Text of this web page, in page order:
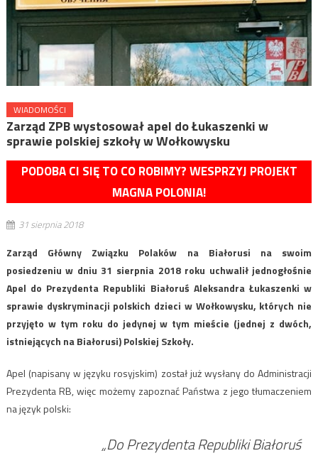
WIADOMOŚCI
Zarząd ZPB wystosował apel do Łukaszenki w
sprawie polskiej szkoły w Wołkowysku
PODOBA CI SIĘ TO CO ROBIMY? WESPRZYJ PROJEKT
MAGNA POLONIA!
31 sierpnia 2018
Zarząd Główny Związku Polaków na Białorusi na swoim
posiedzeniu w dniu 31 sierpnia 2018 roku uchwalił jednogłośnie
Apel do Prezydenta Republiki Białoruś Aleksandra Łukaszenki w
sprawie dyskryminacji polskich dzieci w Wołkowysku, których nie
przyjęto w tym roku do jedynej w tym mieście (jednej z dwóch,
istniejących na Białorusi) Polskiej Szkoły.
Apel (napisany w języku rosyjskim) został już wysłany do Administracji
Prezydenta RB, więc możemy zapoznać Państwa z jego tłumaczeniem
na język polski:
„Do Prezydenta Republiki Białoruś